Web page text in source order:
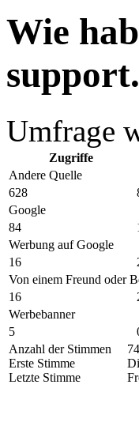
Wie
Umfrage
Zugriffe
Andere Quelle
628
Google
84
Werbung auf Google
16
Von einem Freund oder
16
Werbebanner
5
Anzahl der Stimmen
Erste Stimme
Letzte Stimme